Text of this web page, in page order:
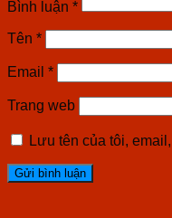
Bình luận *
Tên *
Email *
Trang web
Lưu tên của tôi,